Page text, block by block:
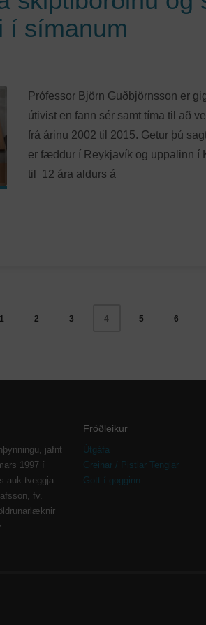
símanum
Prófessor Björn Guðbjörnsson er
útivist en fann sér samt tíma til að
frá árinu 2002 til 2015. Getur þú
er fæddur í Reykjavík og uppalinn í
til 12 ára aldurs á
1 2 3 4 5 6
jafnt
1997 í
auk tveggja
fv.
Fróðleikur
Útgáfa
Greinar / Pistlar Tenglar
Gott í gogginn